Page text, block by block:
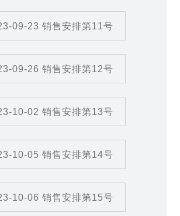
09-23 销售安排第11号
09-26 销售安排第12号
10-02 销售安排第13号
10-05 销售安排第14号
10-06 销售安排第15号